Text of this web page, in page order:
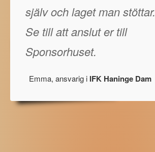
själv och laget man stöttar.
Se till att anslut er till
Sponsorhuset.
Emma, ansvarig i IFK Haninge Dam